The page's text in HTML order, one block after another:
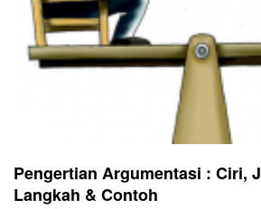
Pengertian Argumentasi : Ciri,
Langkah & Contoh